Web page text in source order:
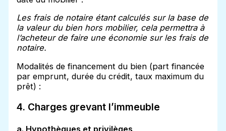
Les frais de notaire étant calculés sur la base de
la valeur du bien hors mobilier, cela permettra à
l’acheteur de faire une économie sur les frais de
notaire.
Modalités de financement du bien (part financée
par emprunt, durée du crédit, taux maximum du
prêt) :
4. Charges grevant l’immeuble
a. Hypothèques et privilèges